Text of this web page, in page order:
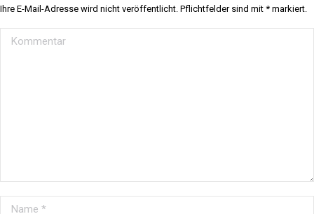
Ihre E-Mail-Adresse wird nicht veröffentlicht. Pflichtfelder sind mit * markiert.
Kommentar
Name *